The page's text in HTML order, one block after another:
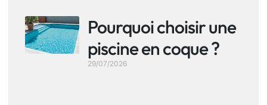
Pourquoi choisir une
piscine en coque ?
29/07/2026